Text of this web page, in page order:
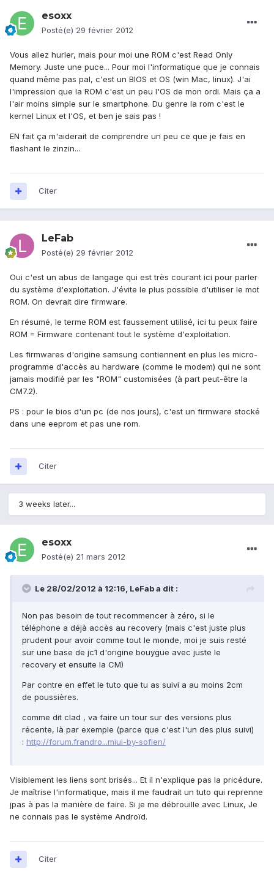
esoxx
Posté(e) 29 février 2012
Vous allez hurler, mais pour moi une ROM c'est Read Only
Memory. Juste une puce... Pour moi l'informatique que je connais
quand même pas pal, c'est un BIOS et OS (win Mac, linux). J'ai
l'impression que la ROM c'est un peu l'OS de mon ordi. Mais ça a
l'air moins simple sur le smartphone. Du genre la rom c'est le
kernel Linux et l'OS, et ben je sais pas !
EN fait ça m'aiderait de comprendre un peu ce que je fais en
flashant le zinzin...
Citer
LeFab
Posté(e) 29 février 2012
Oui c'est un abus de langage qui est très courant ici pour parler
du système d'exploitation. J'évite le plus possible d'utiliser le mot
ROM. On devrait dire firmware.
En résumé, le terme ROM est faussement utilisé, ici tu peux faire
ROM = Firmware contenant tout le système d'exploitation.
Les firmwares d'origine samsung contiennent en plus les micro-
programme d'accès au hardware (comme le modem) qui ne sont
jamais modifié par les "ROM" customisées (à part peut-être la
CM7.2).
PS : pour le bios d'un pc (de nos jours), c'est un firmware stocké
dans une eeprom et pas une rom.
Citer
3 weeks later...
esoxx
Posté(e) 21 mars 2012
Le 28/02/2012 à 12:16, LeFab a dit :
Non pas besoin de tout recommencer à zéro, si le
téléphone a déjà accès au recovery (mais c'est juste plus
prudent pour avoir comme tout le monde, moi je suis resté
sur une base de jc1 d'origine bouygue avec juste le
recovery et ensuite la CM)
Par contre en effet le tuto que tu as suivi a au moins 2cm
de poussières.
comme dit clad , va faire un tour sur des versions plus
récente, là par exemple (parce que c'est l'un des plus suivi)
: http://forum.frandro...miui-by-sofien/
Visiblement les liens sont brisés... Et il n'explique pas la pricédure.
Je maîtrise l'informatique, mais il me faudrait un tuto qui reprenne
jpas à pas la manière de faire. Si je me débrouille avec Linux, Je
ne connais pas le système Androïd.
Citer